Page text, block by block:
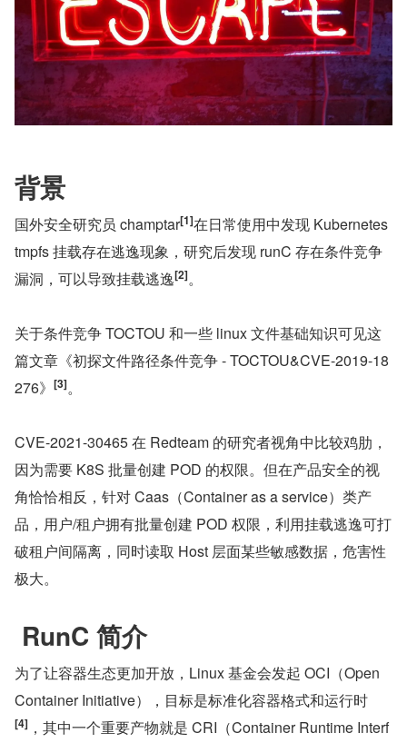
背景
国外安全研究员 champtar[1]在日常使用中发现 Kubernetes
tmpfs 挂载存在逃逸现象，研究后发现 runC 存在条件竞争
漏洞，可以导致挂载逃逸[2]。
关于条件竞争 TOCTOU 和一些 linux 文件基础知识可见这
篇文章《初探文件路径条件竞争 - TOCTOU&CVE-2019-18
276》 [3]。
CVE-2021-30465 在 Redteam 的研究者视角中比较鸡肋，
因为需要 K8S 批量创建 POD 的权限。但在产品安全的视
角恰恰相反，针对 Caas（Container as a service）类产
品，用户/租户拥有批量创建 POD 权限，利用挂载逃逸可打
破租户间隔离，同时读取 Host 层面某些敏感数据，危害性
极大。
RunC 简介
为了让容器生态更加开放，Linux 基金会发起 OCI（Open
Container Initiative），目标是标准化容器格式和运行时
[4] ，其中一个重要产物就是 CRI（Container Runtime Interf